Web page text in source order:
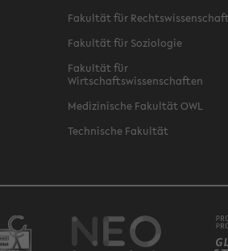
Fakultät für Rechtswissenschaft
Fakultät für Soziologie
Fakultät für
Wirtschaftswissenschaften
Medizinische Fakultät OWL
Technische Fakultät